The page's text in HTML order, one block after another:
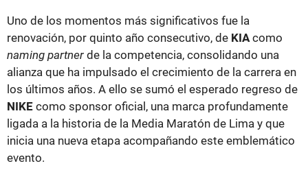
Uno de los momentos más significativos fue la
renovación, por quinto año consecutivo, de KIA como
naming partner de la competencia, consolidando una
alianza que ha impulsado el crecimiento de la carrera en
los últimos años. A ello se sumó el esperado regreso de
NIKE como sponsor oficial, una marca profundamente
ligada a la historia de la Media Maratón de Lima y que
inicia una nueva etapa acompañando este emblemático
evento.